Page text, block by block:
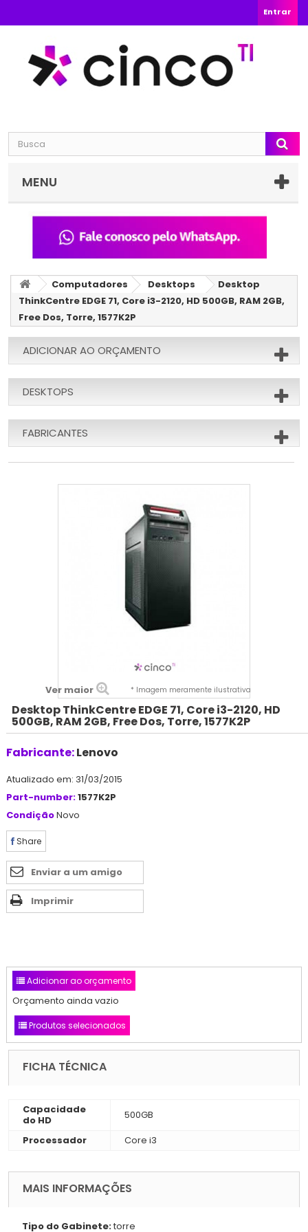
Entrar
MENU
Computadores Desktops
Desktop
ThinkCentre EDGE 71, Core i3-2120, HD 500GB, RAM 2GB,
Free Dos, Torre, 1577K2P
ADICIONAR AO ORÇAMENTO
DESKTOPS
FABRICANTES
Ver maior * Imagem meramente ilustrativa
Desktop ThinkCentre EDGE 71, Core i3-2120, HD
500GB, RAM 2GB, Free Dos, Torre, 1577K2P
Fabricante:Lenovo
Atualizado em: 31/03/2015
Part-number:1577K2P
CondiçãoNovo
Share
Enviar a um amigo
Imprimir
Adicionar ao orçamento
Orçamento ainda vazio
Produtos selecionados
FICHA TÉCNICA
Capacidade
do HD
500GB
Processador
Core i3
MAIS INFORMAÇÕES
Tipo do Gabinete:torre